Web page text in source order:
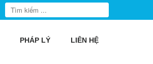
PHÁP LÝ LIÊN HỆ